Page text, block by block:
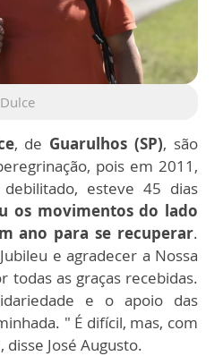
, de Guarulhos (SP), são
pois em 2011,
esteve 45 dias
os movimentos do lado
ano para se recuperar.
e agradecer a Nossa
todas as graças recebidas.
e o apoio das
" É difícil, mas, com
José Augusto.